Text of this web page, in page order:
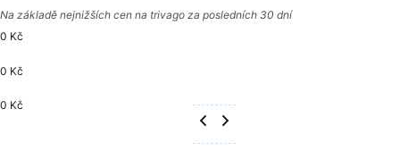
Na základě nejnižších cen na trivago za posledních 30 dní
0 Kč
0 Kč
0 Kč